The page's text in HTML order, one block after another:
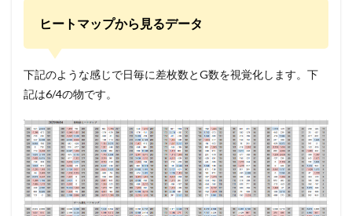
ヒートマップから見るデータ
下記のような感じで日毎に差枚数とG数を視覚化します。下
記は6/4の物です。